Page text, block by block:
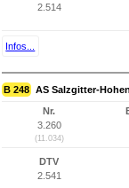
2.514
Infos...
B 248 AS Salzgitter-
Nr.
3.260
(11.034)
DTV
2.541